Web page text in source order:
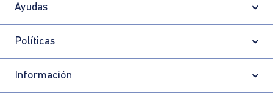
Ayudas
Políticas
Información